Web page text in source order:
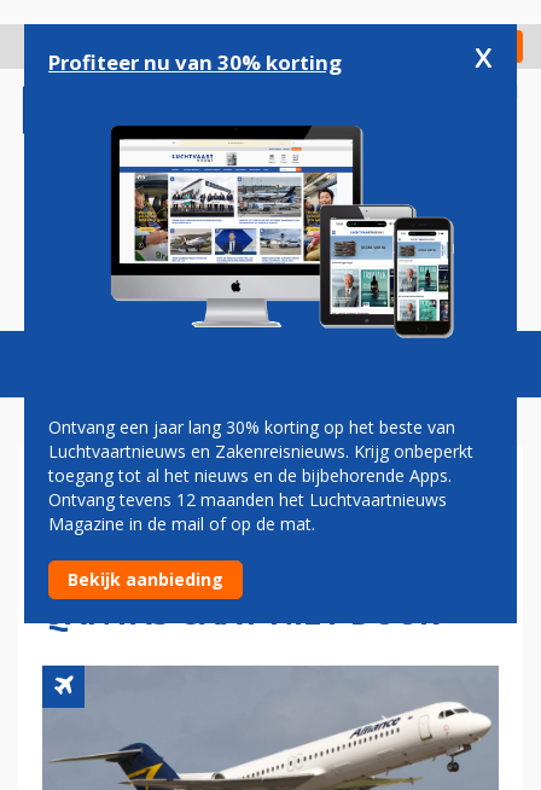
gaan
Check in
Magazine Podcasts Vacatures
GEEN GEZAMENLIJKE
FOKKER-MEGAVLOOT:
OVERNAME ALLIANCE DOOR
QANTAS GAAT NIET DOOR
Profiteer nu van 30% korting x
Ontvang een jaar lang 30% korting op het beste van
Luchtvaartnieuws en Zakenreisnieuws. Krijg onbeperkt
toegang tot al het nieuws en de bijbehorende Apps.
Ontvang tevens 12 maanden het Luchtvaartnieuws
Magazine in de mail of op de mat.
Bekijk aanbieding